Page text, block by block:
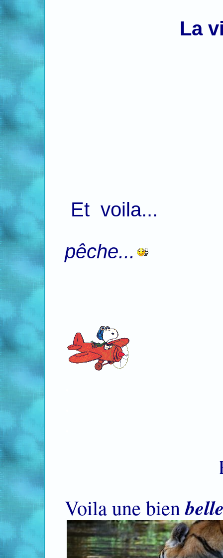
La
Et voila...
pêche...
En
Voila une bien